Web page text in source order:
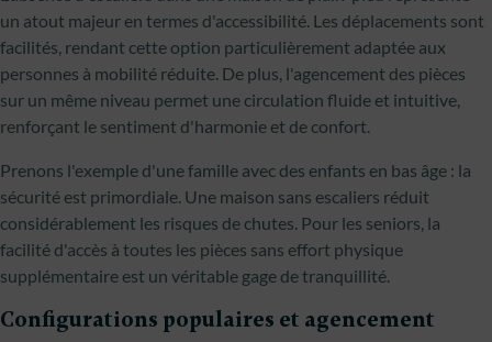
un atout majeur en termes d'accessibilité. Les déplacements sont
facilités, rendant cette option particulièrement adaptée aux
personnes à mobilité réduite. De plus, l'agencement des pièces
sur un même niveau permet une circulation fluide et intuitive,
renforçant le sentiment d'harmonie et de confort.
Prenons l'exemple d'une famille avec des enfants en bas âge : la
sécurité est primordiale. Une maison sans escaliers réduit
considérablement les risques de chutes. Pour les seniors, la
facilité d'accès à toutes les pièces sans effort physique
supplémentaire est un véritable gage de tranquillité.
Configurations populaires et agencement